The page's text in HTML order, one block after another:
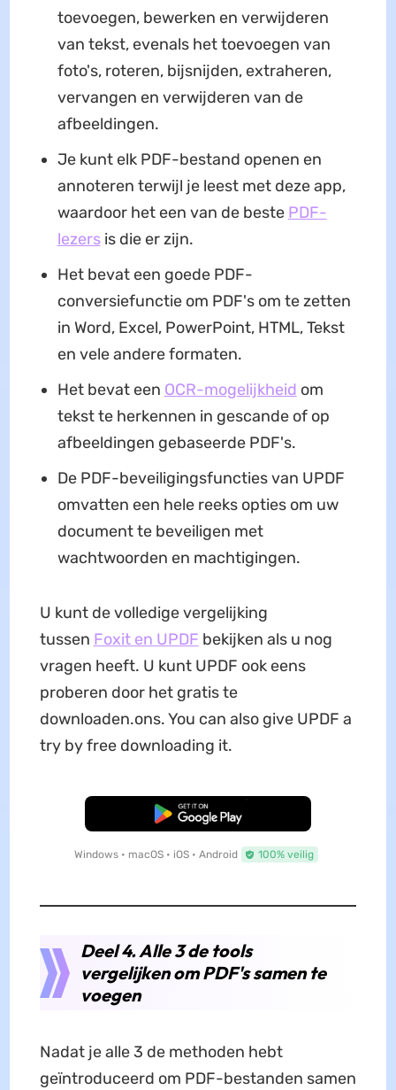
toevoegen, bewerken en verwijderen
van tekst, evenals het toevoegen van
foto's, roteren, bijsnijden, extraheren,
vervangen en verwijderen van de
afbeeldingen.
Je kunt elk PDF-bestand openen en
annoteren terwijl je leest met deze app,
waardoor het een van de beste PDF-
lezersis die er zijn.
Het bevat een goede PDF-
conversiefunctie om PDF's om te zetten
in Word, Excel, PowerPoint, HTML, Tekst
en vele andere formaten.
Het bevat een OCR-mogelijkheid om
tekst te herkennen in gescande of op
afbeeldingen gebaseerde PDF's.
De PDF-beveiligingsfuncties van UPDF
omvatten een hele reeks opties om uw
document te beveiligen met
wachtwoorden en machtigingen.
U kunt de volledige vergelijking
tussen Foxit en UPDF bekijken als u nog
vragen heeft. U kunt UPDF ook eens
proberen door het gratis te
downloaden.ons. You can also give UPDF a
try by free downloading it.
Gratis Download
Windows • macOS • iOS • Android 100% veilig
Deel 4. Alle 3 de tools
vergelijken om PDF's samen te
voegen
Nadat je alle 3 de methoden hebt
geïntroduceerd om PDF-bestanden samen